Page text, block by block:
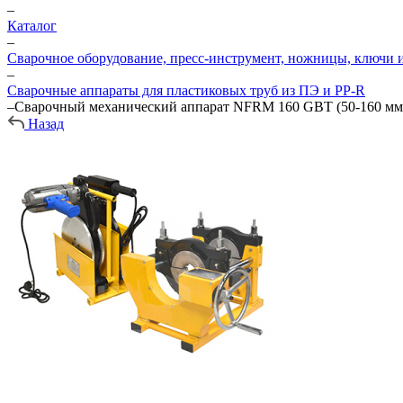
–
Каталог
–
Сварочное оборудование, пресс-инструмент, ножницы, ключи
–
Сварочные аппараты для пластиковых труб из ПЭ и PP-R
–Сварочный механический аппарат NFRM 160 GBT (50-160
Назад